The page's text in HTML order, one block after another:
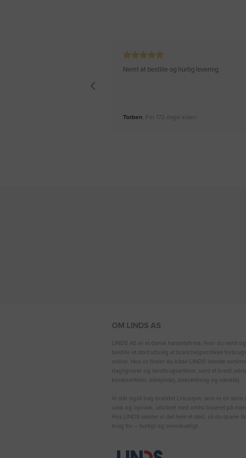
Nemt at bestille og hurtig levering
Torben, For 172 dage siden
OM LINDS AS
LINDS AS er et dansk handelsfirma, hvor du nemt
bestille et stort udvalg af branchespecifikke
online. Hos os finder du både LINDS′ kendte
dagligvarer og landbrugsartikler, samt et bredt
kontorartikler, arbejdstøj, beklædning og værktøj.
Vi står også bag brandet Lincozym, som er en serie
vask og opvask, udviklet med omhu baseret på
Hos LINDS samler vi det hele ét sted, så du sparer
brug for – hurtigt og overskueligt.